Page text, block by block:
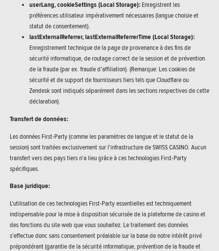
userLang, cookieSettings (Local Storage): Enregistrent les
préférences utilisateur impérativement nécessaires (langue choisie et
statut de consentement).
lastExternalReferrer, lastExternalReferrerTime (Local Storage):
Enregistrement technique de la page de provenance à des fins de
sécurité informatique, de routage correct de la session et de prévention
de la fraude (par ex. fraude d'affiliation). (Remarque: Les cookies de
sécurité et de support de fournisseurs tiers tels que Cloudflare ou
Zendesk sont indiqués séparément dans les sections respectives de cette
déclaration).
Transfert de données:
Les données First-Party (comme les paramètres de langue et le statut de la
session) sont traitées exclusivement sur l'infrastructure de SWISS CASINO. Aucun
transfert vers des pays tiers n'a lieu grâce à ces technologies First-Party
spécifiques.
Base juridique:
L'utilisation de ces technologies First-Party essentielles est techniquement
indispensable pour la mise à disposition sécurisée de la plateforme de casino et
des fonctions du site web que vous souhaitez. Le traitement des données
s'effectue donc sans consentement préalable sur la base de notre intérêt privé
prépondérant (garantie de la sécurité informatique, prévention de la fraude et